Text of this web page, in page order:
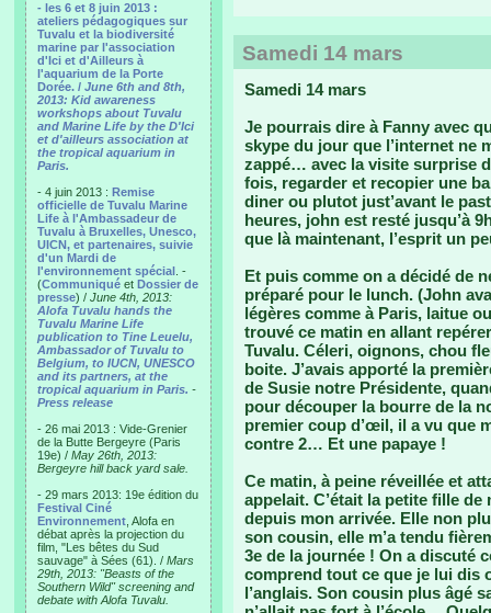
- les 6 et 8 juin 2013 :
ateliers pédagogiques sur
Tuvalu et la biodiversité
marine par l'association
d'Ici et d'Ailleurs à
l'aquarium de la Porte
Dorée. / June 6th and 8th,
2013: Kid awareness
workshops about Tuvalu
and Marine Life by the D'Ici
et d'ailleurs association at
the tropical aquarium in
Paris.
- 4 juin 2013 : Remise
officielle de Tuvalu Marine
Life à l'Ambassadeur de
Tuvalu à Bruxelles, Unesco,
UICN, et partenaires, suivie
d'un Mardi de
l'environnement spécial . -
(Communiqué et Dossier de
presse) / June 4th, 2013:
Alofa Tuvalu hands the
Tuvalu Marine Life
publication to Tine Leuelu,
Ambassador of Tuvalu to
Belgium, to IUCN, UNESCO
and its partners, at the
tropical aquarium in Paris. -
Press release
- 26 mai 2013 : Vide-Grenier
de la Butte Bergeyre (Paris
19e) / May 26th, 2013:
Bergeyre hill back yard sale.
- 29 mars 2013: 19e édition du
Festival Ciné
Environnement , Alofa en
débat après la projection du
film, "Les bêtes du Sud
sauvage" à Sées (61). / Mars
29th, 2013: "Beasts of the
Southern Wild" screening and
debate with Alofa Tuvalu.
Samedi 14 mars
Samedi 14 mars
Je pourrais dire à Fanny avec
skype du jour que l’internet ne
zappé… avec la visite surprise
fois, regarder et recopier une
diner ou plutot just’avant le
heures, john est resté jusqu’à
que là maintenant, l’esprit un
Et puis comme on a décidé de
préparé pour le lunch. (John
légères comme à Paris, laitue
trouvé ce matin en allant
Tuvalu. Céleri, oignons, chou
boite. J’avais apporté la
de Susie notre Présidente,
pour découper la bourre de la
premier coup d’œil, il a vu que
contre 2… Et une papaye !
Ce matin, à peine réveillée et
appelait. C’était la petite fille
depuis mon arrivée. Elle non
son cousin, elle m’a tendu
3e de la journée ! On a discuté
comprend tout ce que je lui dis
l’anglais. Son cousin plus âgé